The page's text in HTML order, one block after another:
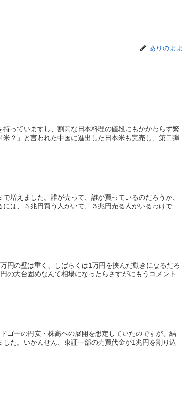
ありのまま
っていますし、割高な日本料理の値段にもかかわらず繁
？」と言われた中国に進出した日本米も完売し、第二弾
増えました。誰が売って、誰が買っているのだろうか、
は、３兆円買う人がいて、３兆円売る人がいるわけで
円の壁は重く、しばらくは1万円を挟んだ動きになるだろ
の大台固めなんて相場になったらさすがにもうコメント
ゴーの円安・株高への展開を想定していたのですが、結
た。いかんせん、東証一部の売買代金が1兆円を割り込